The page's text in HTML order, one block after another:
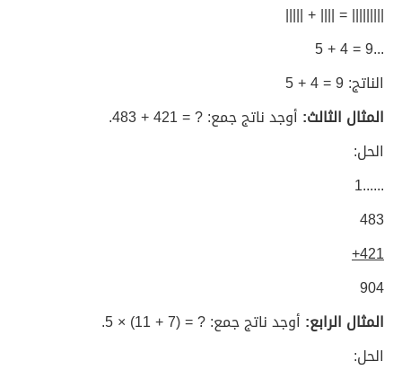
||||||||| = |||| + |||||
...9 = 4 + 5
الناتج: 9 = 4 + 5
المثال الثالث: أوجد ناتج جمع: ? = 421 + 483.
الحل:
......1
483
421+
904
المثال الرابع: أوجد ناتج جمع: ? = (7 + 11) × 5.
الحل: